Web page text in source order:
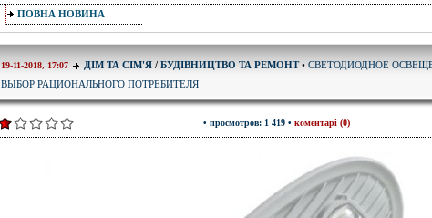
ПОВНА НОВИНА
19-11-2018, 17:07 ДІМ ТА СІМ'Я / БУДІВНИЦТВО ТА РЕМОНТ• СВЕТОДИОДНОЕ
ВЫБОР РАЦИОНАЛЬНОГО ПОТРЕБИТЕЛЯ
• просмотров: 1 419 • коментарі (0)